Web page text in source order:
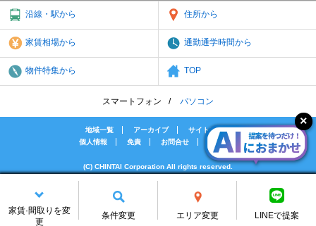
家賃·間取りを変
更
条件変更 エリア変更 LINEで提案
沿線・駅から 住所から
家賃相場から 通勤通学時間から
物件特集から TOP
スマートフォン パソコン
地域一覧 アーカイブ
サイトマップ
個人情報
免責 お問合せ 会社案内
(C) CHINTAI Corporation All rights reserved.
[PR]賃貸物件の疑問解決！教えてエイブルAGENT
[PR]賃貸生活の工夫を紹介！CHINTAI情報局
[PR]女性の賃貸生活を応援！Woman.CHINTAI